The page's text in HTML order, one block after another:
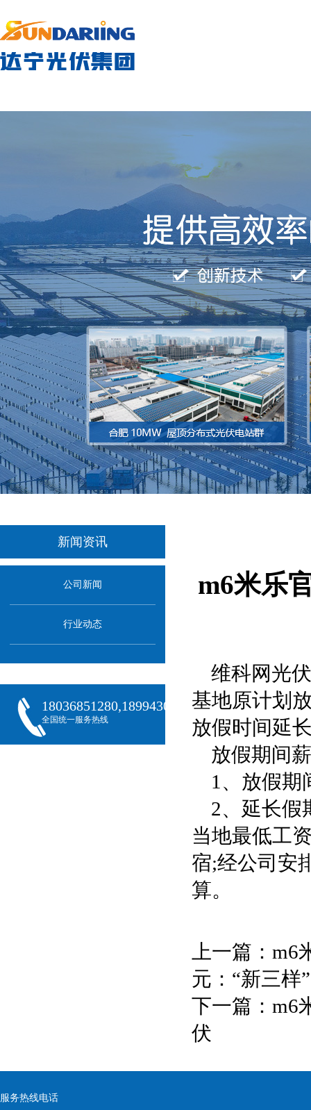
新闻资讯
公司新闻
行业动态
18036851280,18994301288,18068407382
全国统一服务热线
m6米乐
维科网光
基地原计划
放假时间延
放假期间
1、放假期
2、延长假
当地最低工
宿;经公司安
算。
上一篇： m6
元：“新三样
下一篇： m6
伏
服务热线电话